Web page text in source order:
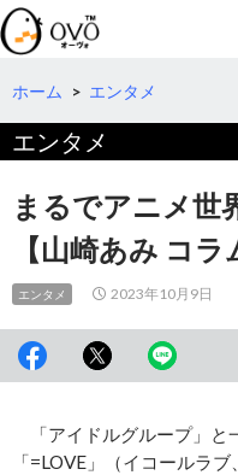
検
索
コ
テ
へ
ホーム > エンタメ
エンタメ
まるでアニメ世
【山崎あみ コラ
エンタメ 2023年10月9日
「アイドルグループ」と
「=LOVE」（イコールラ